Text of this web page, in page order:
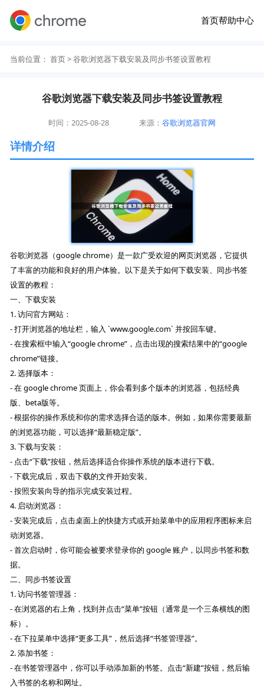
首页帮助中心
当前位置： 首页> 谷歌浏览器下载安装及同步书签设置教程
谷歌浏览器下载安装及同步书签设置教程
时间：2025-08-28 来源：谷歌浏览器官网
详情介绍
谷歌浏览器（google chrome）是一款广受欢迎的网页浏览器，它提供
了丰富的功能和良好的用户体验。以下是关于如何下载安装、同步书签
设置的教程：
一、下载安装
1. 访问官方网站：
- 打开浏览器的地址栏，输入 `www.google.com` 并按回车键。
- 在搜索框中输入“google chrome”，点击出现的搜索结果中的“google
chrome”链接。
2. 选择版本：
- 在 google chrome 页面上，你会看到多个版本的浏览器，包括经典
版、beta版等。
- 根据你的操作系统和你的需求选择合适的版本。例如，如果你需要最新
的浏览器功能，可以选择“最新稳定版”。
3. 下载与安装：
- 点击“下载”按钮，然后选择适合你操作系统的版本进行下载。
- 下载完成后，双击下载的文件开始安装。
- 按照安装向导的指示完成安装过程。
4. 启动浏览器：
- 安装完成后，点击桌面上的快捷方式或开始菜单中的应用程序图标来启
动浏览器。
- 首次启动时，你可能会被要求登录你的 google 账户，以同步书签和数
据。
二、同步书签设置
1. 访问书签管理器：
- 在浏览器的右上角，找到并点击“菜单”按钮（通常是一个三条横线的图
标）。
- 在下拉菜单中选择“更多工具”，然后选择“书签管理器”。
2. 添加书签：
- 在书签管理器中，你可以手动添加新的书签。点击“新建”按钮，然后输
入书签的名称和网址。